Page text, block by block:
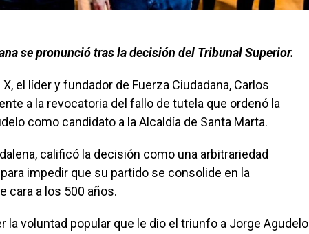
se pronunció tras la decisión del Tribunal Superior.
el líder y fundador de Fuerza Ciudadana, Carlos
a la revocatoria del fallo de tutela que ordenó la
como candidato a la Alcaldía de Santa Marta.
calificó la decisión como una arbitrariedad
para impedir que su partido se consolide en la
cara a los 500 años.
la voluntad popular que le dio el triunfo a Jorge Agudelo